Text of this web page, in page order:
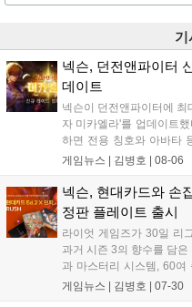
기
넥슨, 던전앤파이터
데이트
넥슨이 던전앤파이터에
자 미카엘라'를 업데이트
하면 전용 칭호와 아바타
명예 보상을 지급한다. 또
임인 아라드 수족관 메이
세 정보는 공식 홈페이지에
게임뉴스 | 김병호 08-06
넥슨, 현대카드와 손
정판 플레이트 출시
라이엇 게임즈가 30일 리
과거 시즌 3의 향수를 담
과 마스터리 시스템, 60여
구현했다. 출시 기념으로
게임뉴스 | 김병호 07-30